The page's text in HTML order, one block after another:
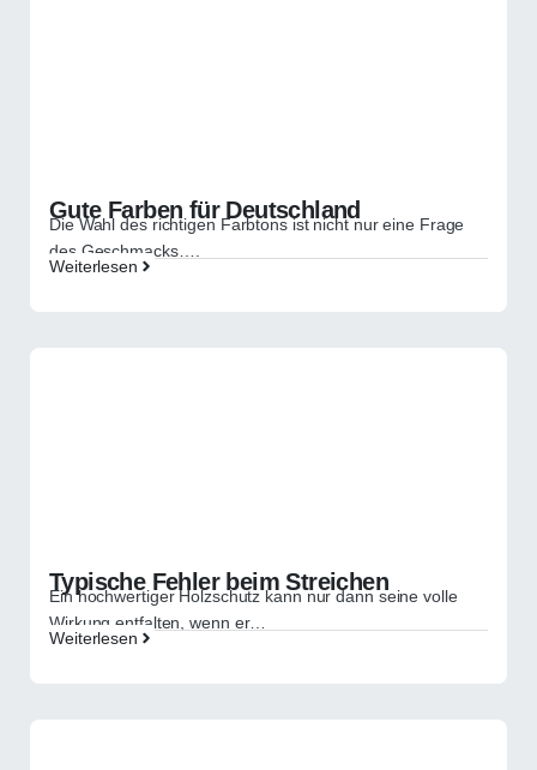
Gute Farben für Deutschland
Die Wahl des richtigen Farbtons ist nicht nur eine Frage
des Geschmacks….
Weiterlesen
Typische Fehler beim Streichen
Ein hochwertiger Holzschutz kann nur dann seine volle
Wirkung entfalten, wenn er…
Weiterlesen